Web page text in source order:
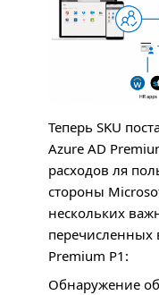
Теперь SKU
Azure AD
расходов ля
стороны
нескольких
перечисленных
Premium P1:
Обнаружение